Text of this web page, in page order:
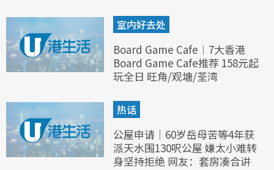
室内好去处
Board Game Cafe︱7大香港
Board Game Cafe推荐 158元起
玩全日 旺角/观塘/荃湾
热话
公屋申请｜60岁岳母苦等4年获
派天水围130呎公屋 嫌太小难转
身坚持拒绝 网友：套房凑合讲